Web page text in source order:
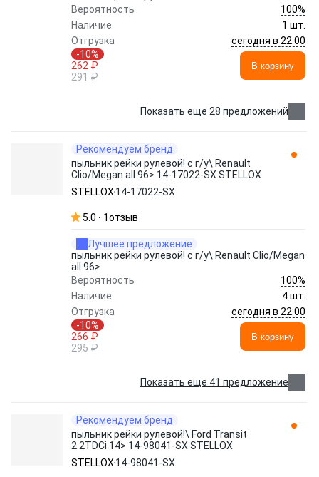
Вероятность
100%
Наличие
1 шт.
Отгрузка
сегодня в 22:00
-10%
262 ₽
291 ₽
В корзину
Показать еще 28 предложений
Рекомендуем бренд
пыльник рейки рулевой! с г/у\ Renault
Clio/Megan all 96> 14-17022-SX STELLOX
STELLOX 14-17022-SX
5.0 1отзыв
Лучшее предложение
пыльник рейки рулевой! с г/у\ Renault Clio/Megan
all 96>
Вероятность
100%
Наличие
4 шт.
Отгрузка
сегодня в 22:00
-10%
266 ₽
295 ₽
В корзину
Показать еще 41 предложение
Рекомендуем бренд
пыльник рейки рулевой!\ Ford Transit
2.2TDCi 14> 14-98041-SX STELLOX
STELLOX 14-98041-SX